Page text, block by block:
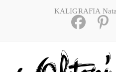
KALIGRAFIA